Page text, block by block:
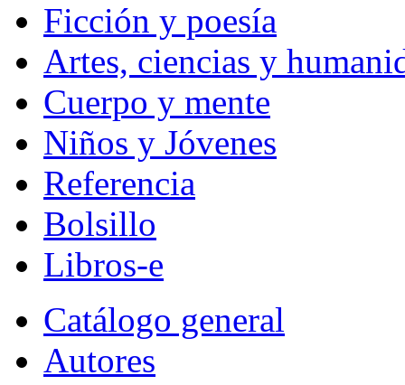
Ficción y poesía
Artes, ciencias y
Cuerpo y mente
Niños y Jóvenes
Referencia
Bolsillo
Libros-e
Catálogo general
Autores